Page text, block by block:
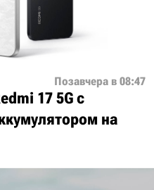
Позавчера в 08:47
17 5G с
на